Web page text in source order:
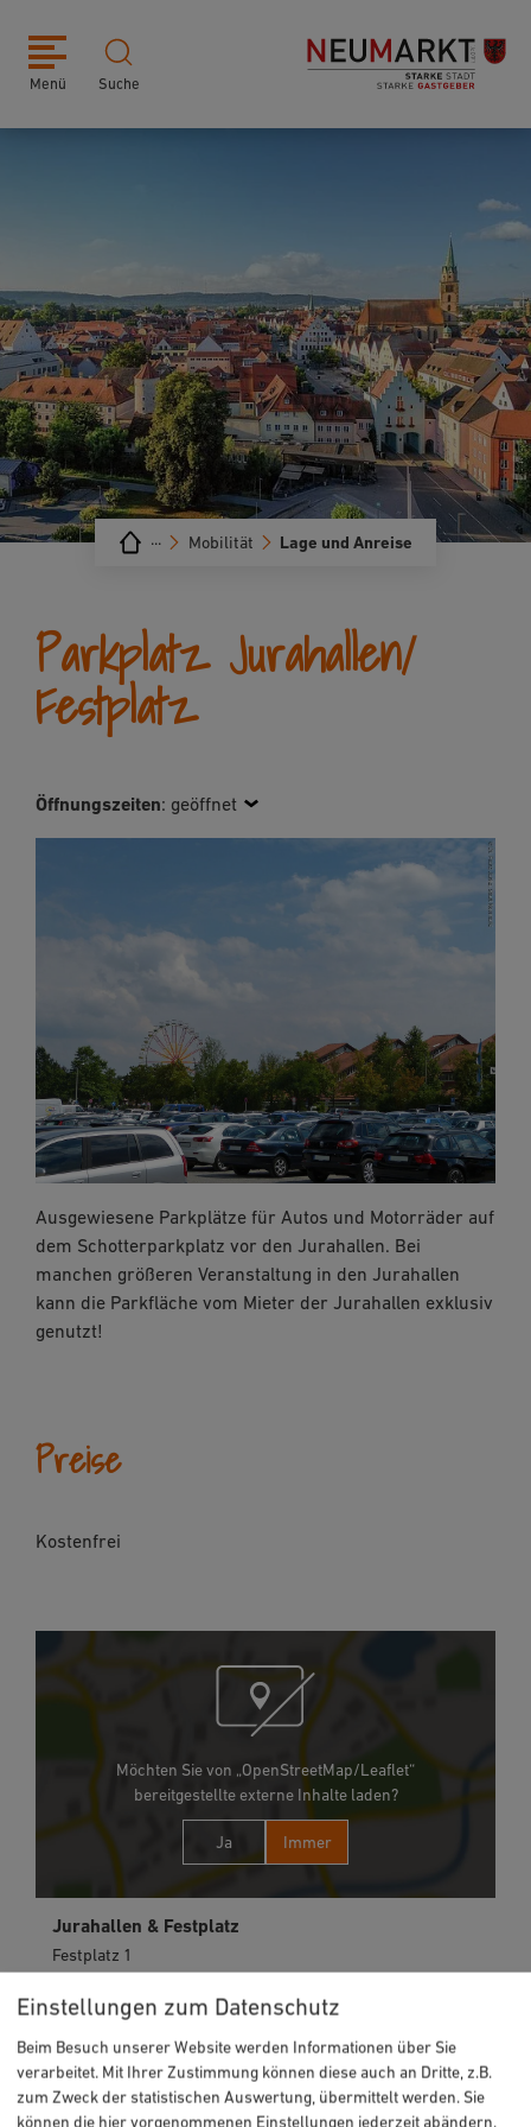
Menü Suche
Lage und Anreise
Mobilität
···
Parkplatz Jurahallen/
Festplatz
Öffnungszeiten: geöffnet
Ausgewiesene Parkplätze für Autos und Motorräder auf
dem Schotterparkplatz vor den Jurahallen. Bei
manchen größeren Veranstaltung in den Jurahallen
kann die Parkfläche vom Mieter der Jurahallen exklusiv
genutzt!
Preise
Kostenfrei
Möchten Sie von „OpenStreetMap/Leaflet“
bereitgestellte externe Inhalte laden?
Ja Immer
Jurahallen & Festplatz
Festplatz 1
92318 Neumarkt
09181 255-2621
Einstellungen zum Datenschutz
Beim Besuch unserer Website werden Informationen über Sie
verarbeitet. Mit Ihrer Zustimmung können diese auch an Dritte, z.B.
zum Zweck der statistischen Auswertung, übermittelt werden. Sie
können die hier vorgenommenen Einstellungen jederzeit abändern.